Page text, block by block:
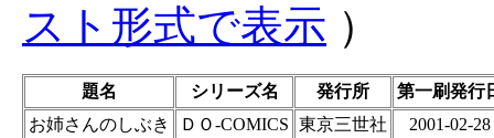
スト形式で表示 ）
題名 シリーズ名 発行所
第一刷発行
お姉さんのしぶき
ＤＯ-COMICS 東京三世社 2001-02-28